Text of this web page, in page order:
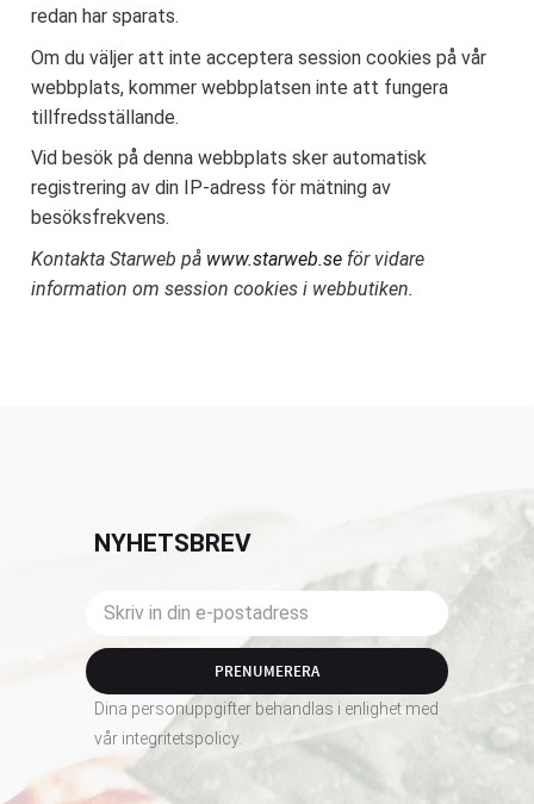
redan har sparats.
Om du väljer att inte acceptera session cookies på vår
webbplats, kommer webbplatsen inte att fungera
tillfredsställande.
Vid besök på denna webbplats sker automatisk
registrering av din IP-adress för mätning av
besöksfrekvens.
Kontakta Starweb på www.starweb.se för vidare
information om session cookies i webbutiken.
NYHETSBREV
PRENUMERERA
Dina personuppgifter behandlas i enlighet med
vår integritetspolicy.